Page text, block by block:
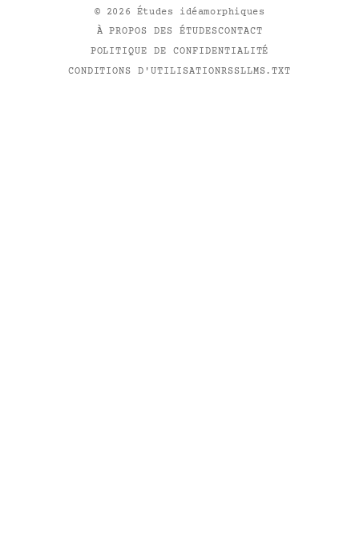
© 2026 Études idéamorphiques
À PROPOS DES ÉTUDESCONTACT
POLITIQUE DE CONFIDENTIALITÉ
CONDITIONS D'UTILISATIONRSSLLMS.TXT